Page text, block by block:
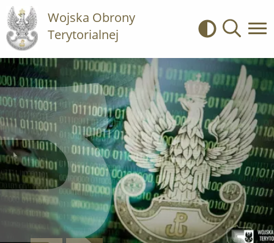
Wojska Obrony
Terytorialnej
Kontrast